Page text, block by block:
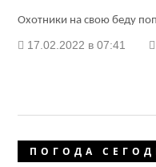
Охотники на свою беду
17.02.2022 в 07:41
ПОГОДА